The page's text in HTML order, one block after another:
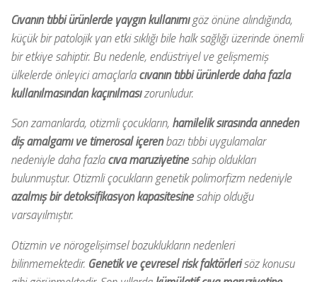
Cıvanın tıbbi ürünlerde yaygın kullanımıgöz önüne alındığında,
küçük bir patolojik yan etki sıklığı bile halk sağlığı üzerinde önemli
bir etkiye sahiptir. Bu nedenle, endüstriyel ve gelişmemiş
ülkelerde önleyici amaçlarlacıvanın tıbbi ürünlerde daha fazla
kullanılmasından kaçınılmasızorunludur.
Son zamanlarda, otizmli çocukların, hamilelik sırasında anneden
diş amalgamı ve timerosal içerenbazı tıbbi uygulamalar
nedeniyle daha fazlacıva maruziyetinesahip oldukları
bulunmuştur. Otizmli çocukların genetik polimorfizm nedeniyle
azalmış bir detoksifikasyon kapasitesinesahip olduğu
varsayılmıştır.
Otizmin ve nörogelişimsel bozuklukların nedenleri
bilinmemektedir. Genetik ve çevresel risk faktörlerisöz konusu